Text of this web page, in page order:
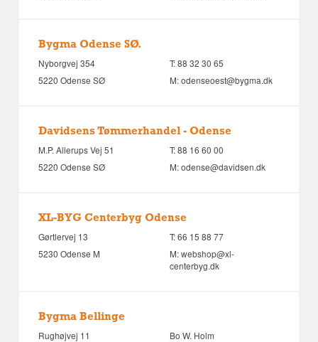
Bygma Odense SØ.
Nyborgvej 354
5220 Odense SØ
T:88 32 30 65
M:odenseoest@bygma.dk
Davidsens Tømmerhandel - Odense
M.P. Allerups Vej 51
5220 Odense SØ
T:88 16 60 00
M:odense@davidsen.dk
XL-BYG Centerbyg Odense
Gørtlervej 13
5230 Odense M
T:66 15 88 77
M:webshop@xl-
centerbyg.dk
Bygma Bellinge
Rughøjvej 11
Bo W. Holm